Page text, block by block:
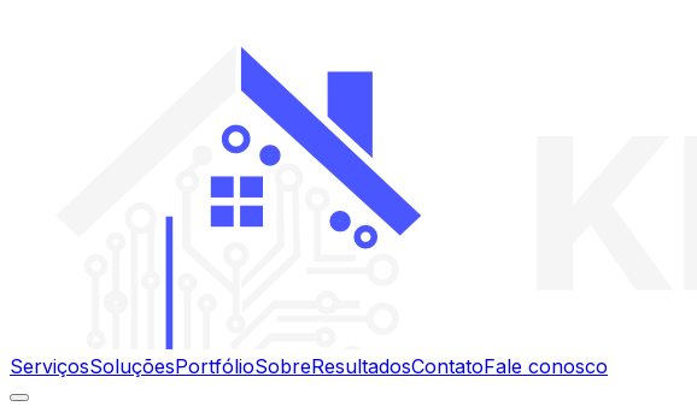
ServiçosSoluçõesPortfólioSobreResultadosContatoFale conosco